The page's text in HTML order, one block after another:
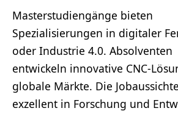
Masterstudiengänge bieten
Spezialisierungen in digitaler
oder Industrie 4.0. Absolventen
entwickeln innovative CNC-
globale Märkte. Die
exzellent in Forschung und